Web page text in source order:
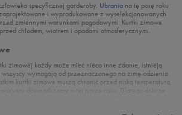
specyficznej garderoby. Ubrania na tę porę roku
i wyprodukowane z wyselekcjonowanych
zmiennymi warunkami pogodowymi. Kurtki zimowe
chłodem, wiatrem i opadami atmosferycznymi.
zimowej każdy może mieć nieco inne zdanie, istnieją
wszyscy wymagają od przeznaczonego na zimę odzienia
kurtki zimowe muszą chronić przed niską temperaturą,